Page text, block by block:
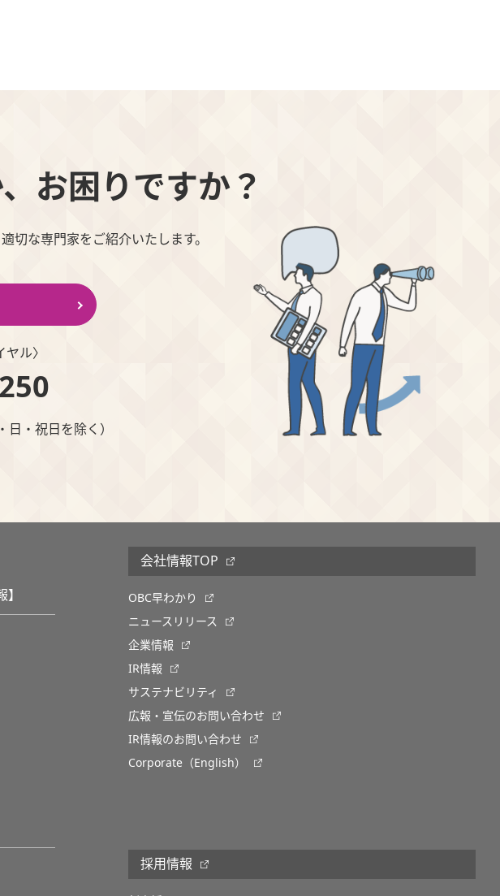
お困りですか？
切な専門家をご紹介いたします。
ヤル〉
・祝⽇を除く）
】
会社情報TOP
OBC早わかり
ニュースリリース
企業情報
IR情報
サステナビリティ
広報・宣伝のお問い合わせ
IR情報のお問い合わせ
Corporate（English）
採用情報